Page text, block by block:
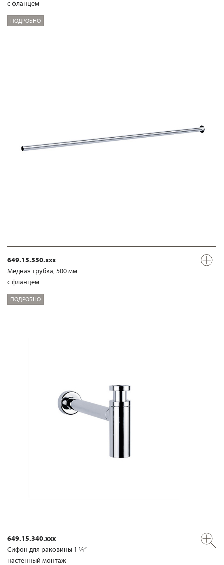
с фланцем
ПОДРОБНО
649.15.550.xxx
Медная трубка, 500 мм
с фланцем
ПОДРОБНО
649.15.340.xxx
Сифон для раковины 1 ¼“
настенный монтаж